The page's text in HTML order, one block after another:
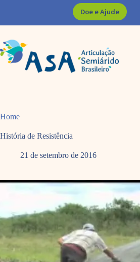
Doe e Ajude
Home
História de Resistência
21 de setembro de 2016